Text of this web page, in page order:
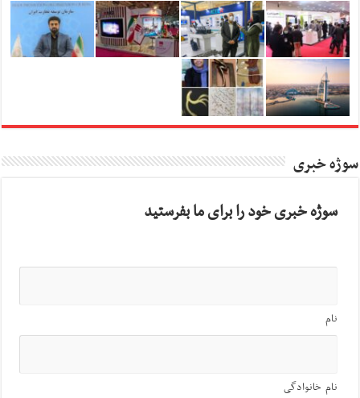
سوژه خبری
سوژه خبری خود را برای ما بفرستید
نام
نام خانوادگی